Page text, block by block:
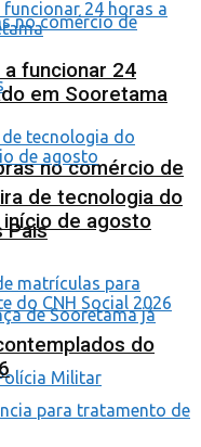
no comércio de
Pais
funcionar 24
em Sooretama
de tecnologia do
de agosto
do